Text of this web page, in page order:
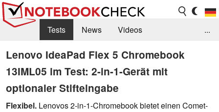
Tests News
Videos
Benchmarks & Tech
Externe Tests
Kaufberatung
Deals Suche
Jobs
Forum
...
Lenovo IdeaPad Flex 5 Chromebook
13IML05 im Test: 2-in-1-Gerät mit
optionaler Stifteingabe
Flexibel. Lenovos 2-in-1-Chromebook bietet einen Comet-